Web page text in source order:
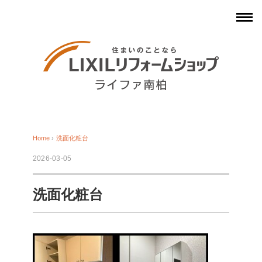
Home › 洗面化粧台
2026-03-05
洗面化粧台